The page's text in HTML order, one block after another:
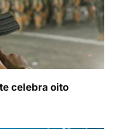
celebra oito